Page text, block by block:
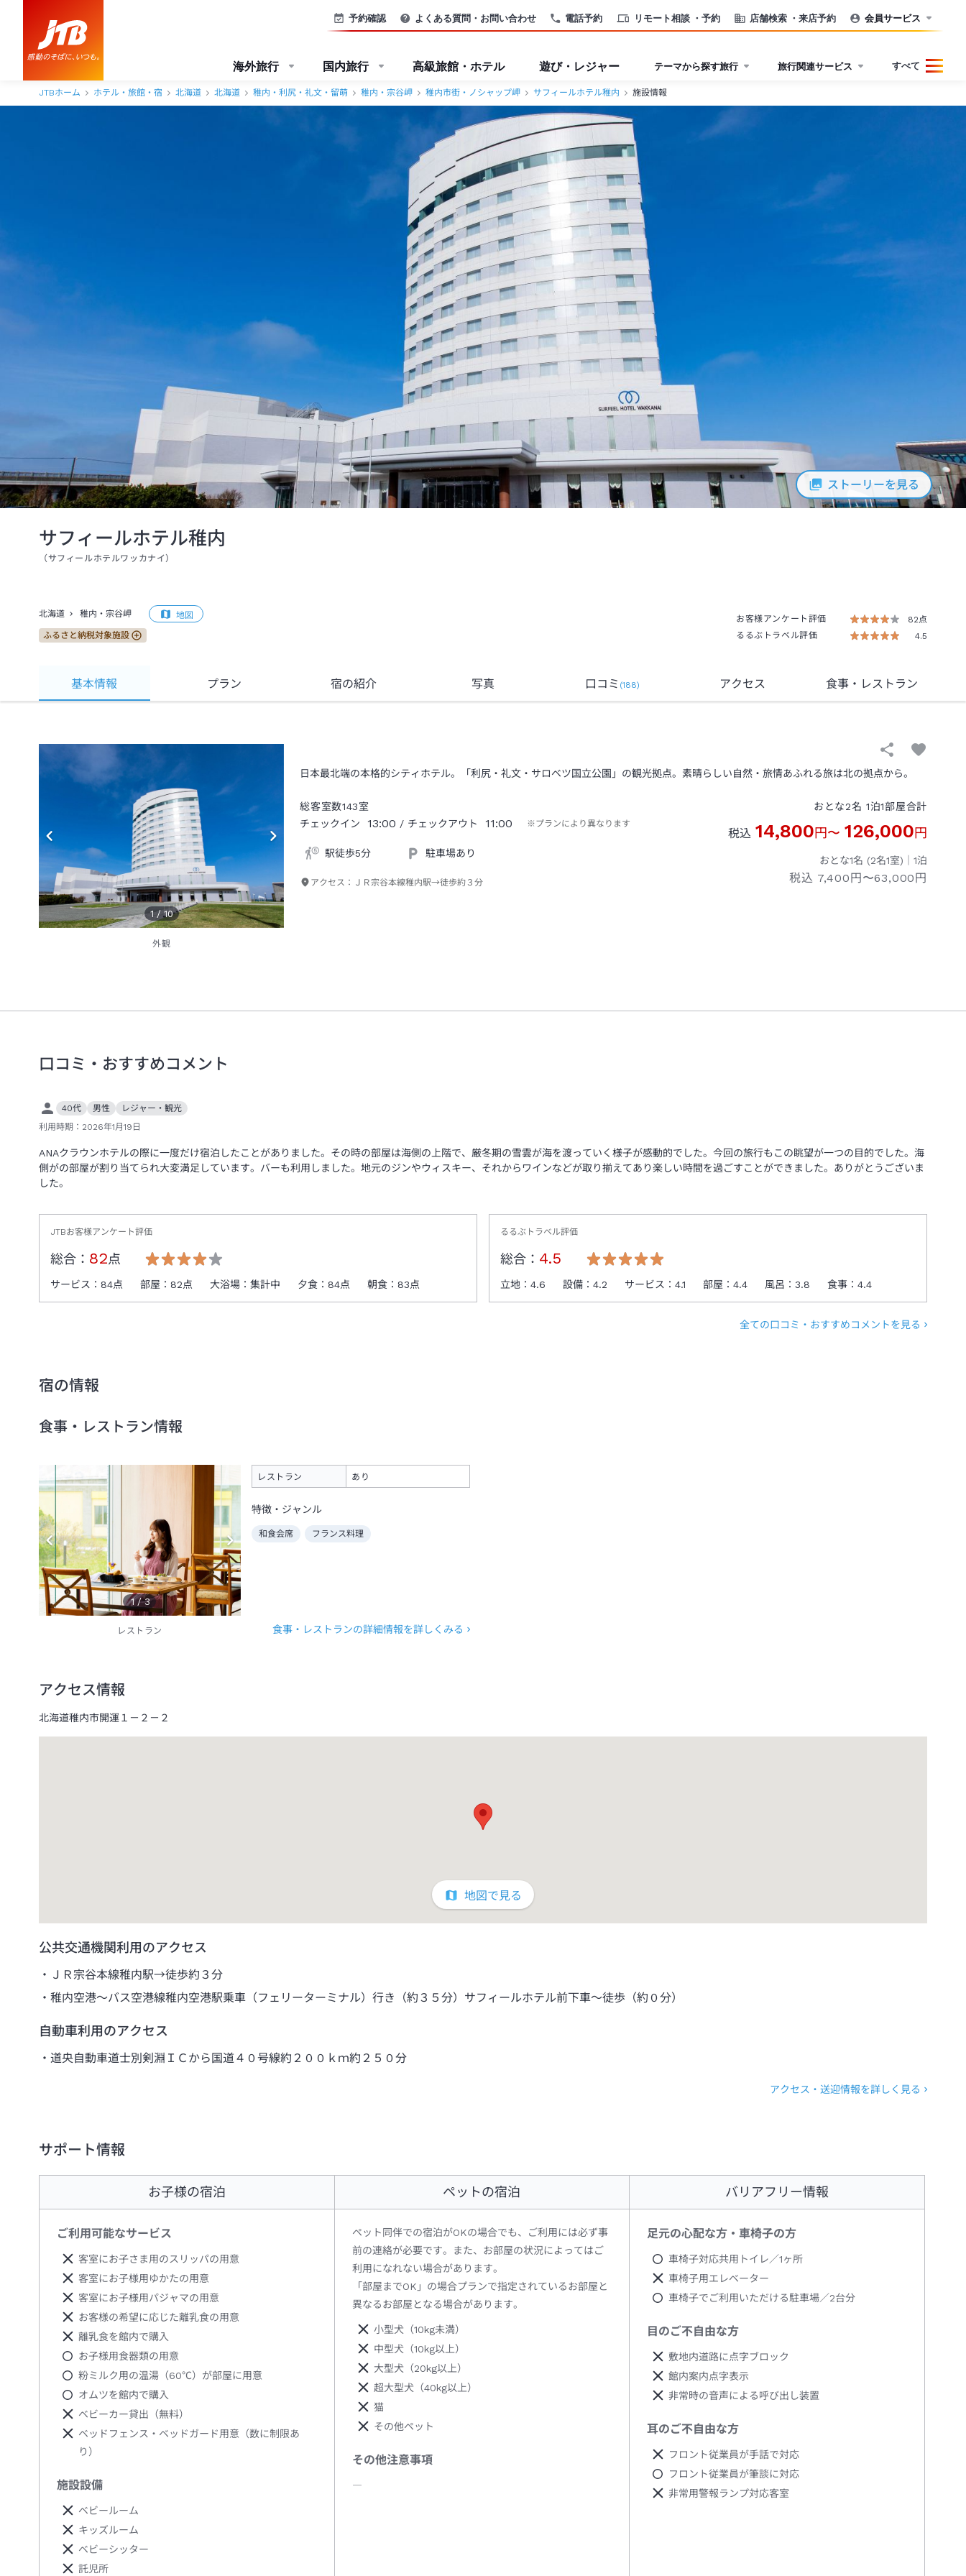
電話予約 リモート相談 ・予約 店舗検索 ・来店予約
予約確認 よくある質問・お問い合わせ 会員サービス
海外旅行 国内旅行 高級旅館・ホテル 遊び・レジャー テーマから探す旅行 旅行関連サービス すべて
JTBホーム ホテル・旅館・宿 北海道 北海道 稚内・利尻・礼文・留萌 稚内・宗谷岬 稚内市街・ノシャップ岬 サフィールホテル稚内 施設情報
ストーリーを見る
サフィールホテル稚内
（サフィールホテルワッカナイ）
北海道 稚内・宗谷岬 地図
ふるさと納税対象施設
お客様アンケート評価
82点
るるぶトラベル評価
4.5
基本情報 プラン 宿の紹介 写真 口コミ (188) アクセス 食事・レストラン
1 /10
外観
日本最北端の本格的シティホテル。「利尻・礼文・サロベツ国立公園」の観光拠点。素晴らしい自然・旅情あふれる旅は北の拠点から。
総客室数143室
チェックイン
13:00 / チェックアウト 11:00 ※プランにより異なります
駅徒歩5分 駐車場あり
アクセス： ＪＲ宗谷本線稚内駅→徒歩約３分
おとな2名 1泊1部屋合計
税込 14,800円〜 126,000円
おとな1名 (2名1室)｜ 1泊
税込 7,400円〜63,000円
口コミ・おすすめコメント
40代 男性
レジャー・観光
利用時期： 2026年1月19日
ANAクラウンホテルの際に一度だけ宿泊したことがありました。その時の部屋は海側の上階で、厳冬期の雪雲が海を渡っていく様子が感動的でした。今回の旅行もこの眺望が一つの目的でした。海
側がの部屋が割り当てられ大変満足しています。バーも利用しました。地元のジンやウィスキー、それからワインなどが取り揃えてあり楽しい時間を過ごすことができました。ありがとうございま
した。
JTBお客様アンケート評価
総合： 82点
サービス： 84点 部屋： 82点 大浴場： 集計中 夕食： 84点 朝食： 83点
るるぶトラベル評価
総合： 4.5
立地：4.6 設備：4.2 サービス：4.1 部屋：4.4 風呂：3.8 食事：4.4
全ての口コミ・おすすめコメントを見る
宿の情報
食事・レストラン情報
1 /3
レストラン
レストラン あり
特徴・ジャンル
和食会席 フランス料理
食事・レストランの詳細情報を詳しくみる
アクセス情報
北海道稚内市開運１－２－２
地図で見る
公共交通機関利用のアクセス
ＪＲ宗谷本線稚内駅→徒歩約３分
稚内空港～バス空港線稚内空港駅乗車（フェリーターミナル）行き（約３５分）サフィールホテル前下車～徒歩（約０分）
自動車利用のアクセス
道央自動車道士別剣淵ＩＣから国道４０号線約２００ｋｍ約２５０分
アクセス・送迎情報を詳しく見る
サポート情報
お子様の宿泊
ご利用可能なサービス
客室にお子さま用のスリッパの用意
客室にお子様用ゆかたの用意
客室にお子様用パジャマの用意
お客様の希望に応じた離乳食の用意
離乳食を館内で購入
お子様用食器類の用意
粉ミルク用の温湯（60℃）が部屋に用意
オムツを館内で購入
ベビーカー貸出（無料）
ベッドフェンス・ベッドガード用意（数に制限あ
り）
施設設備
ベビールーム
キッズルーム
ベビーシッター
託児所
ペットの宿泊
ペット同伴での宿泊がOKの場合でも、ご利用には必ず事
前の連絡が必要です。また、お部屋の状況によってはご
利用になれない場合があります。
「部屋までOK」の場合プランで指定されているお部屋と
異なるお部屋となる場合があります。
小型犬（10kg未満）
中型犬（10kg以上）
大型犬（20kg以上）
超大型犬（40kg以上）
猫
その他ペット
その他注意事項
―
バリアフリー情報
足元の心配な方・車椅子の方
車椅子対応共用トイレ／1ヶ所
車椅子用エレベーター
車椅子でご利用いただける駐車場／2台分
目のご不自由な方
敷地内道路に点字ブロック
館内案内点字表示
非常時の音声による呼び出し装置
耳のご不自由な方
フロント従業員が手話で対応
フロント従業員が筆談に対応
非常用警報ランプ対応客室